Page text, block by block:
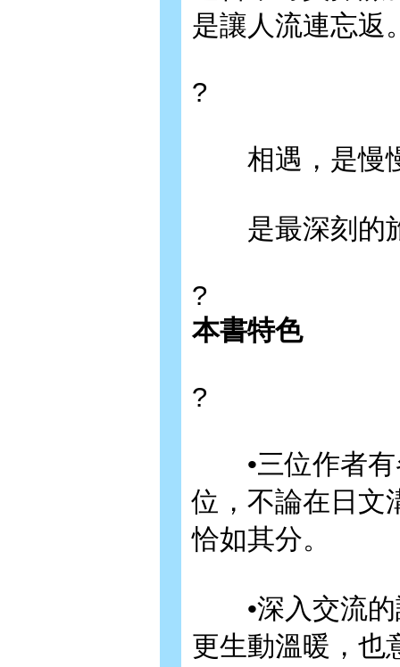
是讓人流連忘返
?
相遇，是慢
是最深刻的
?
本書特色
?
•三位作者有
位，不論在日文
恰如其分。
•深入交流的
更生動溫暖，也